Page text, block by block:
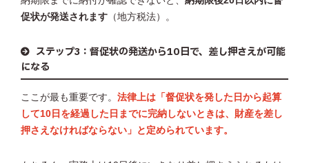
促状が発送されます （地方税法）。
ステップ3：督促状の発送から10日で、差し押さえが可能
になる
ここが最も重要です。 法律上は「督促状を発した日から起算
して10日を経過した日までに完納しないときは、財産を差し
押さえなければならない」と定められています。